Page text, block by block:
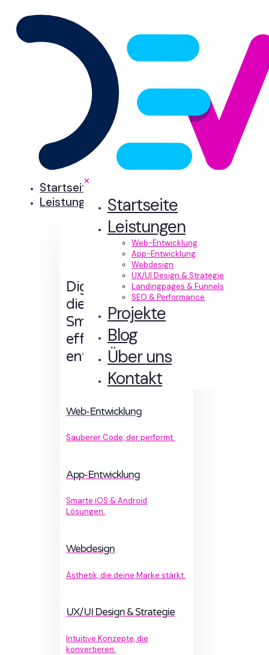
✕
Startseite
Leistungen
Web-Entwicklung
App-Entwicklung
Webdesign
UX/UI Design & Strategie
Landingpages & Funnels
SEO & Performance
Projekte
Blog
Über uns
Kontakt
Startseite
Leistungen
Digitale Erlebnisse,
die Sinn machen.
Smart designt und
effizient
entwickelt.
Web-Entwicklung
Sauberer Code, der performt.
App-Entwicklung
Smarte iOS & Android
Lösungen.
Webdesign
Ästhetik, die deine Marke stärkt.
UX/UI Design & Strategie
Intuitive Konzepte, die
konvertieren.